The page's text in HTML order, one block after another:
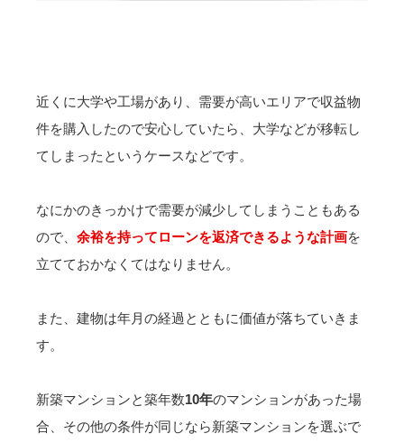
近くに大学や工場があり、需要が高いエリアで収益物
件を購入したので安心していたら、大学などが移転し
てしまったというケースなどです。
なにかのきっかけで需要が減少してしまうこともある
ので、 余裕を持ってローンを返済できるような計画を
立てておかなくてはなりません。
また、建物は年月の経過とともに価値が落ちていきま
す。
新築マンションと築年数10年のマンションがあった場
合、その他の条件が同じなら新築マンションを選ぶで